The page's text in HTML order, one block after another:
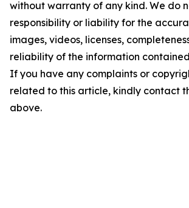
without warranty of any kind. We do
responsibility or liability for the
images, videos, licenses,
reliability of the information
If you have any complaints or
related to this article, kindly contact
above.